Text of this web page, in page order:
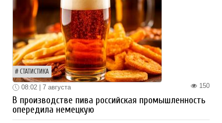
СТАТИСТИКА
150
08:02 | 7 августа
В производстве пива российская промышленность
опередила немецкую